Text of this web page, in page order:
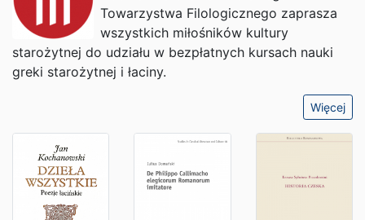
Towarzystwa Filologicznego zaprasza
wszystkich miłośników kultury
starożytnej do udziału w bezpłatnych kursach nauki
greki starożytnej i łaciny.
Więcej